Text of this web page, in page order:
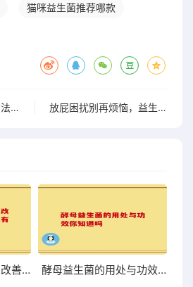
猫咪益生菌推荐哪款
芝麻丸益生菌的制作方法与健康功效详解 放屁困扰别再烦恼，益生菌让你轻松排气，畅快生活从此开始
八联益生菌旗舰店：改善肠道，体验前所未有的轻盈与舒适 酵母益生菌的用处与功效你知道吗